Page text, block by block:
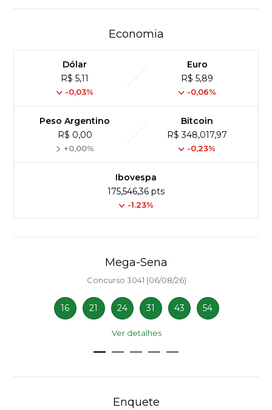
Economia
Dólar
R$ 5,11
-0,03%
Euro
R$ 5,89
-0,06%
Peso Argentino
R$ 0,00
+0,00%
Bitcoin
R$ 348,017,97
-0,23%
Ibovespa
175,546,36 pts
-1.23%
Mega-Sena
Concurso 3041 (06/08/26)
16 21 24 31 43 54
Ver detalhes
Enquete